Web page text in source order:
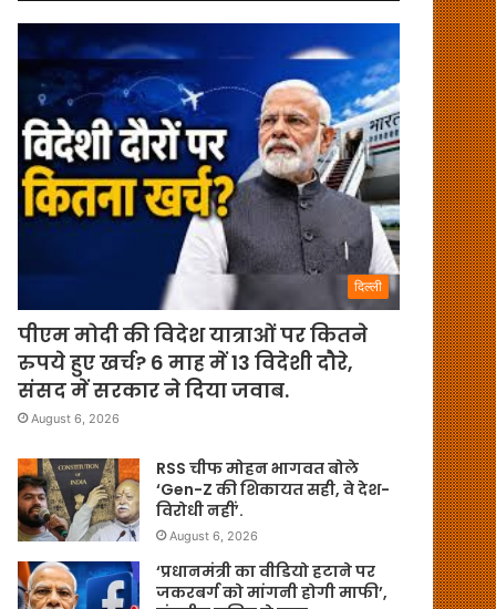
दिल्ली
पीएम मोदी की विदेश यात्राओं पर कितने
रुपये हुए खर्च? 6 माह में 13 विदेशी दौरे,
संसद में सरकार ने दिया जवाब.
August 6, 2026
RSS चीफ मोहन भागवत बोले
‘Gen-Z की शिकायत सही, वे देश-
विरोधी नहीं’.
August 6, 2026
‘प्रधानमंत्री का वीडियो हटाने पर
जकरबर्ग को मांगनी होगी माफी’,